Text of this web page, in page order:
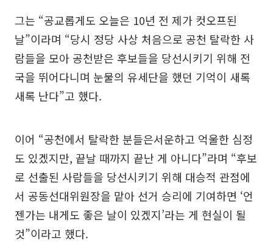
그는 “공교롭게도 오늘은 10년 전 제가 컷오프된
날”이라며 “당시 정당 사상 처음으로 공천 탈락한 사
람들을 모아 공천받은 후보들을 당선시키기 위해 전
국을 뛰어다니며 눈물의 유세단을 했던 기억이 새록
새록 난다”고 했다.
이어 “공천에서 탈락한 분들은서운하고 억울한 심정
도 있겠지만, 끝날 때까지 끝난 게 아니다”라며 “후보
로 선출된 사람들을 당선시키기 위해 대승적 관점에
서 공동선대위원장을 맡아 선거 승리에 기여하면 ‘언
젠가는 내게도 좋은 날이 있겠지’라는 게 현실이 될
것”이라고 했다.